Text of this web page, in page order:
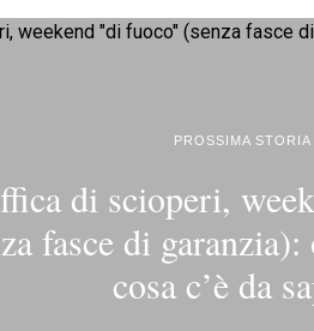
PROSSIMA STORIA
di scioperi,
fasce di
cosa c’è da